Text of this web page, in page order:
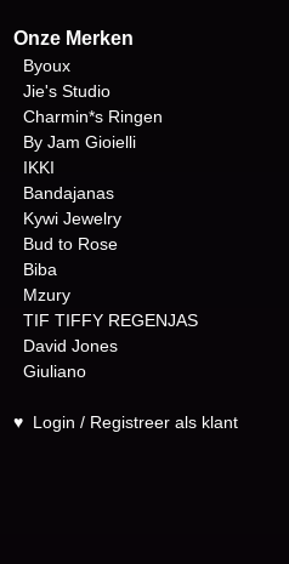
Onze Merken
Byoux
Jie's Studio
Charmin*s Ringen
By Jam Gioielli
IKKI
Bandajanas
Kywi Jewelry
Bud to Rose
Biba
Mzury
TIF TIFFY REGENJAS
David Jones
Giuliano
♥ Login / Registreer als klant